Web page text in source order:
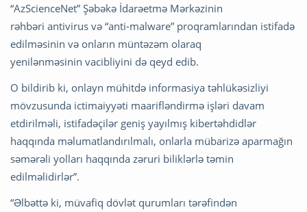
“AzScienceNet” Şəbəkə İdarəetmə Mərkəzinin
rəhbəri antivirus və “anti-malware” proqramlarından istifadə
edilməsinin və onların müntəzəm olaraq
yenilənməsinin vacibliyini də qeyd edib.
O bildirib ki, onlayn mühitdə informasiya təhlükəsizliyi
mövzusunda ictimaiyyəti maarifləndirmə işləri davam
etdirilməli, istifadəçilər geniş yayılmış kibertəhdidlər
haqqında məlumatlandırılmalı, onlarla mübarizə aparmağın
səmərəli yolları haqqında zəruri biliklərlə təmin
edilməlidirlər”.
“Əlbəttə ki, müvafiq dövlət qurumları tərəfindən